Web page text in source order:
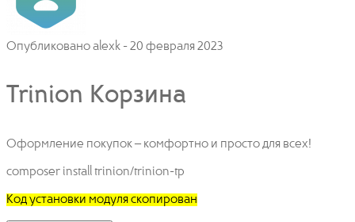
Опубликованоalexk -20 февраля 2023
Trinion Корзина
Оформление покупок – комфортно и просто для всех!
composer install trinion/trinion-tp
Код установки модуля скопирован